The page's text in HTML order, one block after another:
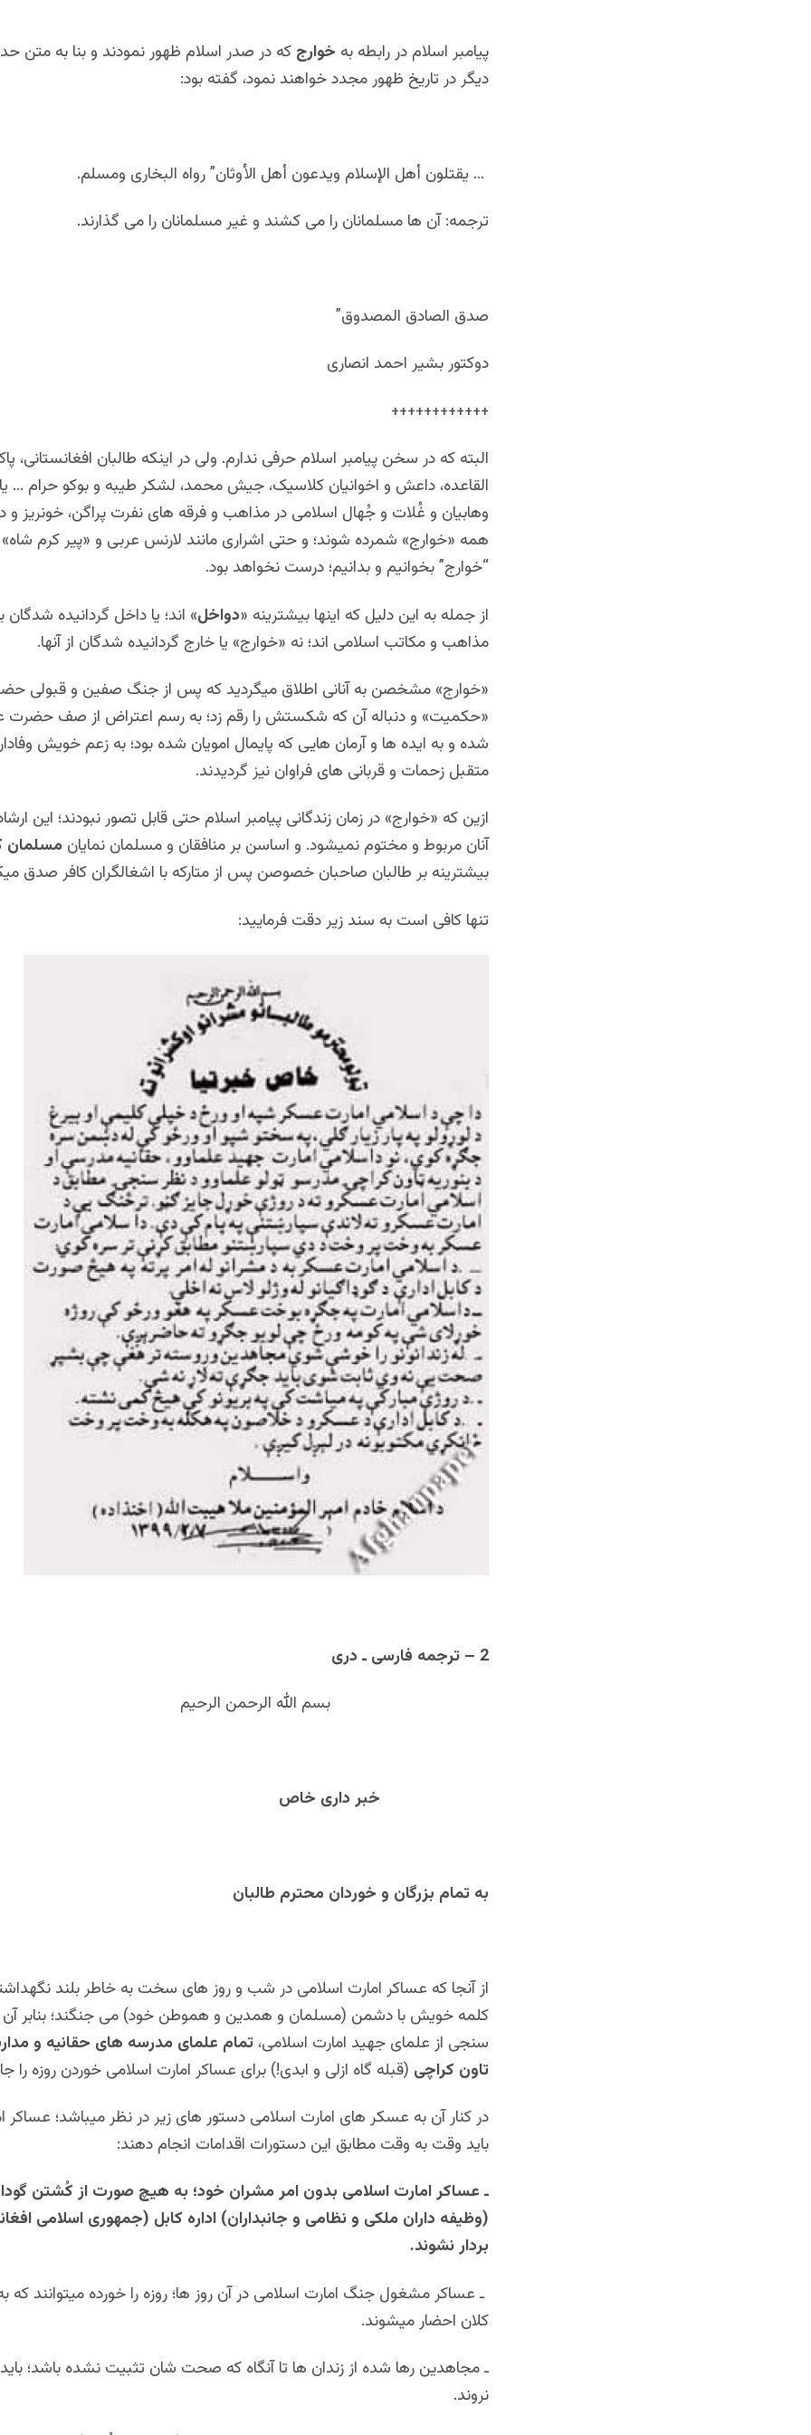
پیامبر اسلام در رابطه به خوارج که در صدر اسلام ظهور نمودند و بنا به متن
دیگر در تاریخ ظهور مجدد خواهند نمود، گفته بود:
… يقتلون أهل الإسلام ويدعون أهل الأوثان” رواه البخاری ومسلم.
ترجمه: آن ها مسلمانان را می کشند و غیر مسلمانان را می گذارند.
صدق الصادق المصدوق”
دوكتور بشير احمد انصاری
++++++++++++
البته که در سخن پیامبر اسلام حرفی ندارم. ولی در اینکه طالبان افغانستانی،
القاعده، داعش و اخوانیان کلاسیک، جیش محمد، لشکر طیبه و بوکو حرام …
وهابیان و غُلات و جُهال اسلامی در مذاهب و فرقه های نفرت پراگن، خونریز
همه «خوارج» شمرده شوند؛ و حتی اشراری مانند لارنس عربی و «پیر کرم
“خوارج” بخوانیم و بدانیم؛ درست نخواهد بود.
از جمله به این دلیل که اینها بیشترینه «دواخل» اند؛ یا داخل گردانیده
مذاهب و مکاتب اسلامی اند؛ نه «خوارج» یا خارج گردانیده شدگان از آنها.
«خوارج» مشخصن به آنانی اطلاق میگردید که پس از جنگ صفین و قبولی
«حکمیت» و دنباله آن که شکستش را رقم زد؛ به رسم اعتراض از صف حضرت
شده و به ایده ها و آرمان هایی که پایمال امویان شده بود؛ به زعم خویش
متقبل زحمات و قربانی های فراوان نیز گردیدند.
ازین که «خوارج» در زمان زندگانی پیامبر اسلام حتی قابل تصور نبودند؛ این
آنان مربوط و مختوم نمیشود. و اساسن بر منافقان و مسلمان نمایان
بیشترینه بر طالبان صاحبان خصوصن پس از متارکه با اشغالگران کافر صدق
تنها کافی است به سند زیر دقت فرمایید:
2 – ترجمه فارسی ـ دری
بسم الله الرحمن الرحیم
خبر داری خاص
به تمام بزرگان و خوردان محترم طالبان
از آنجا که عساکر امارت اسلامی در شب و روز های سخت به خاطر بلند
کلمه خویش با دشمن (مسلمان و همدین و هموطن خود) می جنگند؛ بنابر
سنجی از علمای جهید امارت اسلامی، تمام علمای مدرسه های حقانیه و
تاون کراچی (قبله گاه ازلی و ابدی!) برای عساکر امارت اسلامی خوردن روزه را
در کنار آن به عسکر های امارت اسلامی دستور های زیر در نظر میباشد؛ عساکر
باید وقت به وقت مطابق این دستورات اقدامات انجام دهند:
ـ عساکر امارت اسلامی بدون امر مشران خود؛ به هیچ صورت از کُشتن
(وظیفه داران ملکی و نظامی و جانبداران) اداره کابل (جمهوری اسلامی
بردار نشوند.
ـ عساکر مشغول جنگ امارت اسلامی در آن روز ها؛ روزه را خورده میتوانند
کلان احضار میشوند.
ـ مجاهدین رها شده از زندان ها تا آنگاه که صحت شان تثبیت نشده باشد؛
نروند.